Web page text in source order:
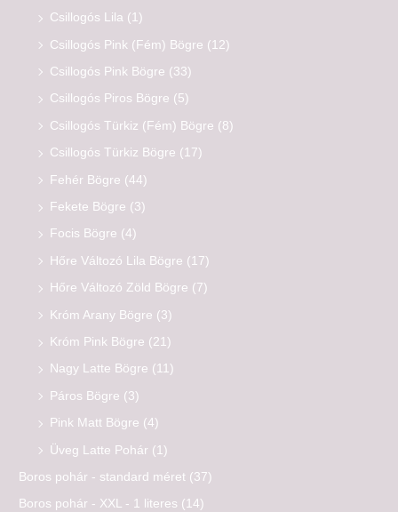
Csillogós Lila (1)
Csillogós Pink (Fém) Bögre (12)
Csillogós Pink Bögre (33)
Csillogós Piros Bögre (5)
Csillogós Türkiz (Fém) Bögre (8)
Csillogós Türkiz Bögre (17)
Fehér Bögre (44)
Fekete Bögre (3)
Focis Bögre (4)
Hőre Változó Lila Bögre (17)
Hőre Változó Zöld Bögre (7)
Króm Arany Bögre (3)
Króm Pink Bögre (21)
Nagy Latte Bögre (11)
Páros Bögre (3)
Pink Matt Bögre (4)
Üveg Latte Pohár (1)
Boros pohár - standard méret (37)
Boros pohár - XXL - 1 literes (14)